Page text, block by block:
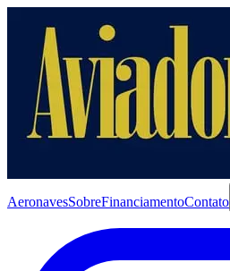
AeronavesSobreFinanciamentoContato